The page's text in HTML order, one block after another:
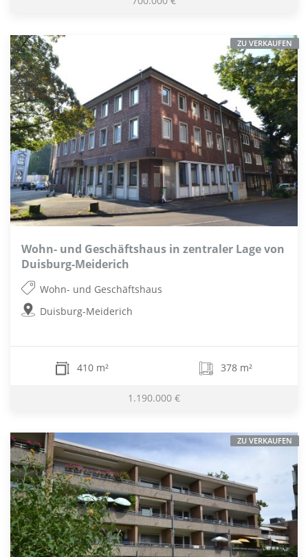
Wohn- und Geschäftshaus in zentraler Lage von
Duisburg-Meiderich
Wohn- und Geschäftshaus
Duisburg-Meiderich
410 m² 378 m²
1.190.000 €
ZU VERKAUFEN
ZU VERKAUFEN